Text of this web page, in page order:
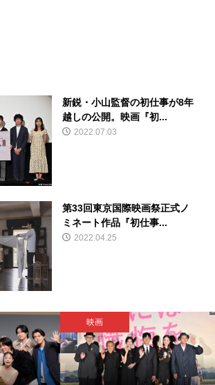
新鋭・小山監督の初仕事が8年
越しの公開。映画『初...
2022.07.03
第33回東京国際映画祭正式ノ
ミネート作品『初仕事...
2022.04.25
映画